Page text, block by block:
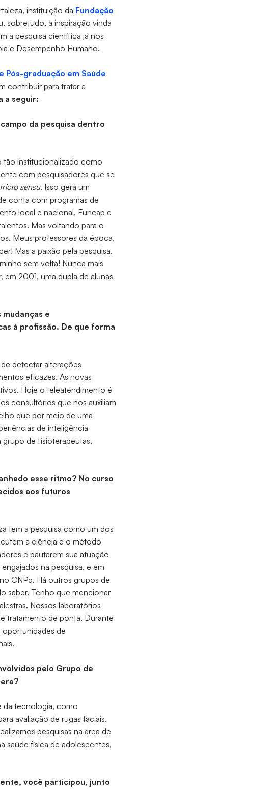
instituição da Fundação
sobretudo, a inspiração vinda
a pesquisa científica já nos
e Desempenho Humano.
Pós-graduação em Saúde
contribuir para tratar a
a seguir:
da pesquisa dentro
tão institucionalizado como
com pesquisadores que se
sensu. Isso gera um
conta com programas de
local e nacional, Funcap e
Mas voltando para o
Meus professores da época,
Mas a paixão pela pesquisa,
sem volta! Nunca mais
2001, uma dupla de alunas
e
à profissão. De que forma
detectar alterações
eficazes. As novas
Hoje o teleatendimento é
consultórios que nos auxiliam
que por meio de uma
de inteligência
de fisioterapeutas,
esse ritmo? No curso
aos futuros
tem a pesquisa como um dos
a ciência e o método
e pautarem sua atuação
na pesquisa, e em
CNPq. Há outros grupos de
saber. Tenho que mencionar
Nossos laboratórios
tratamento de ponta. Durante
oportunidades de
pelo Grupo de
da tecnologia, como
avaliação de rugas faciais.
pesquisas na área de
saúde física de adolescentes,
você participou, junto